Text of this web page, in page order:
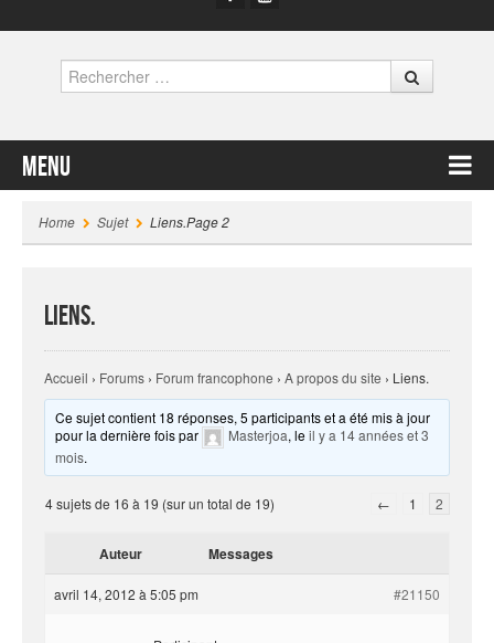
Rechercher
Menu
Home
Sujet Liens.Page 2
Liens.
Accueil › Forums › Forum francophone › A propos du site › Liens.
Ce sujet contient 18 réponses, 5 participants et a été mis à jour
pour la dernière fois par
Masterjoa, leil y a 14 années et 3
mois.
4 sujets de 16 à 19 (sur un total de 19) ← 1 2
Auteur Messages
avril 14, 2012 à 5:05 pm #21150